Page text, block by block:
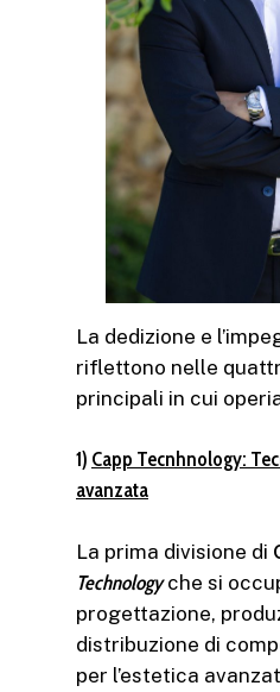
La dedizione e
riflettono nelle
principali in cui
1) Capp Tecnhnology:
avanzata
La prima divisione di
Technologyche si
progettazione,
distribuzione di
per l’estetica